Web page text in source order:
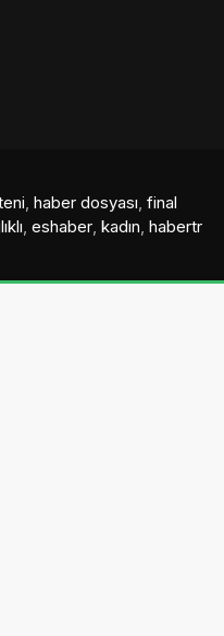
, haber dosyası, final
, eshaber, kadın, habertr